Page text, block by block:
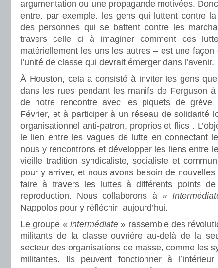
argumentation ou une propagande motivées.
entre, par exemple, les gens qui luttent contre
des personnes qui se battent contre les
travers celle ci à imaginer comment ces
matériellement les uns les autres – est une
l’unité de classe qui devrait émerger dans l’avenir.
À Houston, cela a consisté à inviter les gens
dans les rues pendant les manifs de Ferguson
de notre rencontre avec les piquets de grève
Février, et à participer à un réseau de solidarité
organisationnel anti-patron, proprios et flics .
le lien entre les vagues de lutte en connectant
nous y rencontrons et développer les liens entre
vieille tradition syndicaliste, socialiste et
pour y arriver, et nous avons besoin de nouvelles
faire à travers les luttes à différents points
reproduction. Nous collaborons à «
Nappolos pour y réfléchir aujourd’hui.
Le groupe « intermédiate» rassemble des
militants de la classe ouvrière au-delà de la
secteur des organisations de masse, comme les
militantes. Ils peuvent fonctionner à